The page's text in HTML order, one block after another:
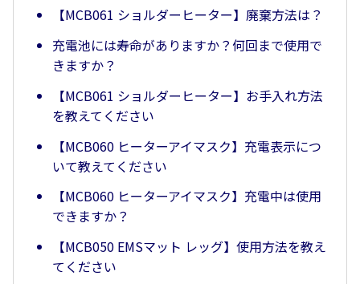
【MCB061 ショルダーヒーター】廃棄方法は？
充電池には寿命がありますか？何回まで使用で
きますか？
【MCB061 ショルダーヒーター】お手入れ方法
を教えてください
【MCB060 ヒーターアイマスク】充電表示につ
いて教えてください
【MCB060 ヒーターアイマスク】充電中は使用
できますか？
【MCB050 EMSマット レッグ】使用方法を教え
てください